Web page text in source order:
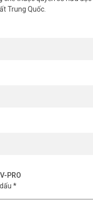
mưa nắng?
chuyện từ xa
đàm thoại 2 chiều để giao
Trung Quốc.
PRO
*